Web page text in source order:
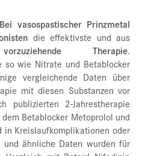
Bei vasospastischer Prinzmetal
die effektivste und aus
vorzuziehende Therapie.
so wie Nitrate und Betablocker
vergleichende Daten über
mit diesen Substanzen vor
2-Jahrestherapie
Betablocker Metoprolol und
in Kreislaufkomplikationen oder
ähnliche Daten wurden für